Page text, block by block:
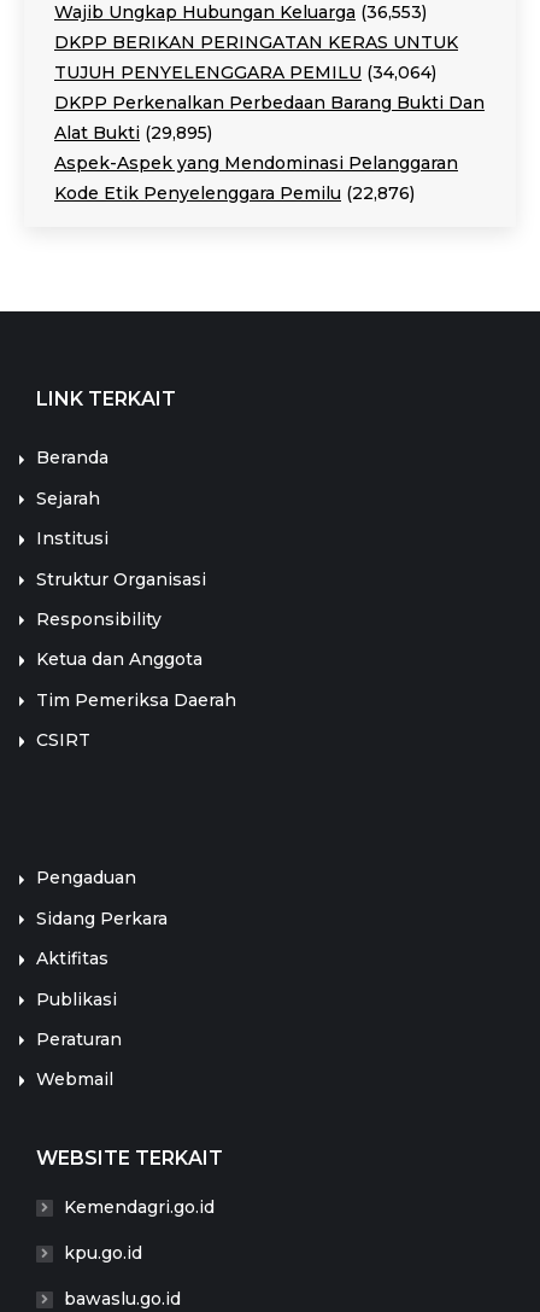
Wajib Ungkap Hubungan Keluarga (36,553)
DKPP BERIKAN PERINGATAN KERAS UNTUK
TUJUH PENYELENGGARA PEMILU (34,064)
DKPP Perkenalkan Perbedaan Barang Bukti Dan
Alat Bukti (29,895)
Aspek-Aspek yang Mendominasi Pelanggaran
Kode Etik Penyelenggara Pemilu (22,876)
LINK TERKAIT
Beranda
Sejarah
Institusi
Struktur Organisasi
Responsibility
Ketua dan Anggota
Tim Pemeriksa Daerah
CSIRT
Pengaduan
Sidang Perkara
Aktifitas
Publikasi
Peraturan
Webmail
WEBSITE TERKAIT
Kemendagri.go.id
kpu.go.id
bawaslu.go.id